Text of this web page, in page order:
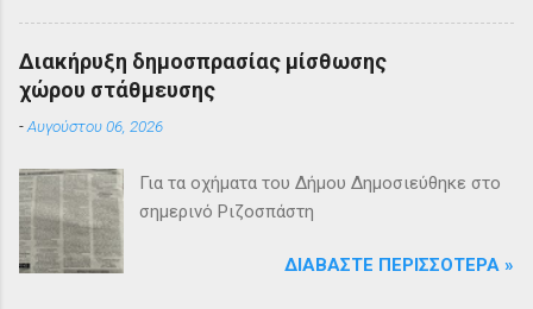
Διακήρυξη δημοσπρασίας μίσθωσης
χώρου στάθμευσης
-Αυγούστου 06, 2026
Για τα οχήματα του Δήμου Δημοσιεύθηκε στο
σημερινό Ριζοσπάστη
ΔΙΑΒΆΣΤΕ ΠΕΡΙΣΣΌΤΕΡΑ »